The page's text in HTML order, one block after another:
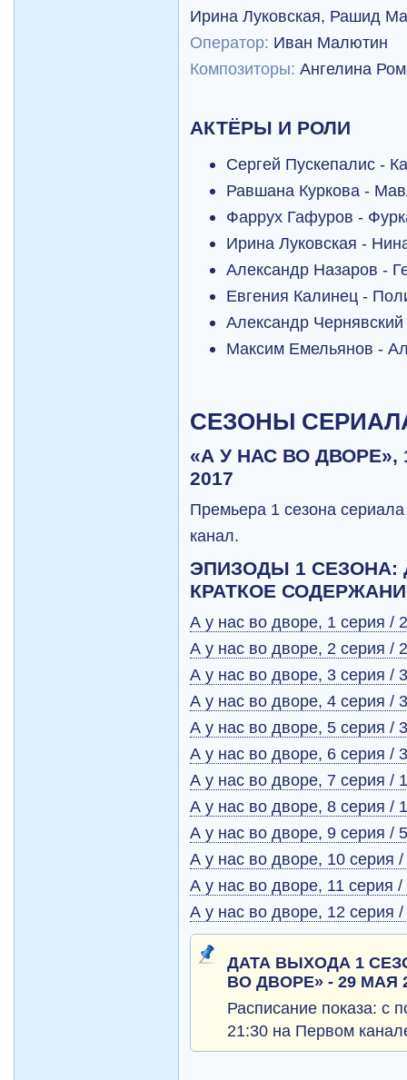
Ирина Луковская, Рашид
Оператор: Иван Малютин
Композиторы:Ангелина
АКТЁРЫ И РОЛИ
Сергей Пускепалис -
Равшана Куркова -
Фаррух Гафуров -
Ирина Луковская -
Александр Назаров -
Евгения Калинец -
Александр
Максим Емельянов -
СЕЗОНЫ
«А У НАС ВО ДВОРЕ»,
2017
Премьера 1 сезона
канал.
ЭПИЗОДЫ 1
КРАТКОЕ
А у нас во дворе, 1 серия /
А у нас во дворе, 2 серия /
А у нас во дворе, 3 серия /
А у нас во дворе, 4 серия /
А у нас во дворе, 5 серия /
А у нас во дворе, 6 серия /
А у нас во дворе, 7 серия /
А у нас во дворе, 8 серия /
А у нас во дворе, 9 серия /
А у нас во дворе, 10 серия
А у нас во дворе, 11 серия
А у нас во дворе, 12 серия
ДАТА ВЫХОДА 1
ВО ДВОРЕ» - 29 МАЯ
Расписание показа: с
21:30 на Первом